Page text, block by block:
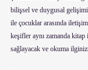
bilişsel ve duygusal
ile çocuklar arasında
keşifler aynı zamanda kitap
sağlayacak ve okuma ilginizi